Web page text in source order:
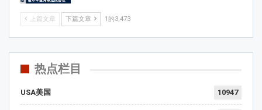
上篇文章 下篇文章 1的3,473
热点栏目
USA美国 10947